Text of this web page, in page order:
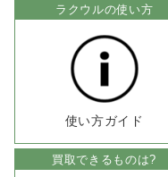
ラクウルの使い方
使い方ガイド
買取できるものは?